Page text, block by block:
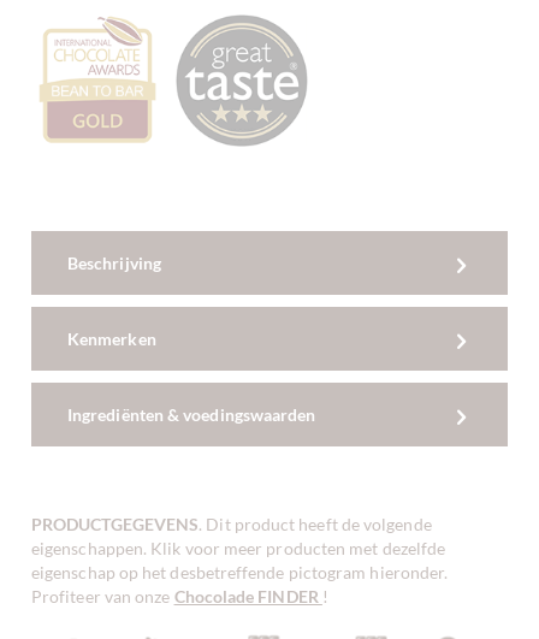
Beschrijving
Kenmerken
Ingrediënten & voedingswaarden
PRODUCTGEGEVENS. Dit product heeft de volgende
eigenschappen. Klik voor meer producten met dezelfde
eigenschap op het desbetreffende pictogram hieronder.
Profiteer van onze Chocolade FINDER !